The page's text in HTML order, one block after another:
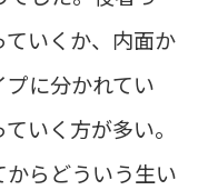
いくか、内面か
に分かれてい
いく方が多い。
らどういう生い